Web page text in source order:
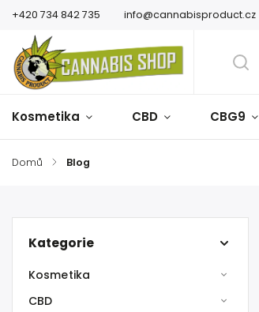
+420 734 842 735 info@cannabisproduct.cz
Kosmetika CBD CBG9
Domů / Blog
Kategorie
Kosmetika
CBD